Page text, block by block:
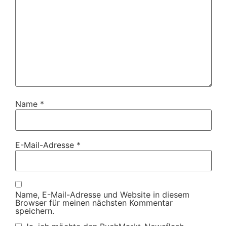
Name *
E-Mail-Adresse *
Name, E-Mail-Adresse und Website in diesem
Browser für meinen nächsten Kommentar
speichern.